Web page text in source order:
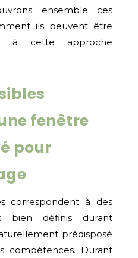
ensemble ces
ils peuvent être
à cette approche
fenêtre
pour
correspondent à des
bien définis durant
prédisposé
compétences. Durant